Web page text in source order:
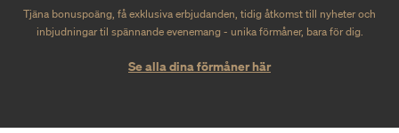
Tjäna bonuspoäng, få exklusiva erbjudanden, tidig åtkomst till nyheter och
inbjudningar til spännande evenemang - unika förmåner, bara för dig.
Se alla dina förmåner här